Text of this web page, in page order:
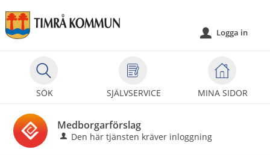
Välkommen
till
självservice
kommun
SÖK SJÄLVSERVICE MINA SIDOR
u Logga in
Medborgarförslag
Den här tjänsten kräver inloggning